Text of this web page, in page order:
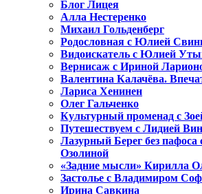
Блог Лицея
Алла Нестеренко
Михаил Гольденберг
Родословная с Юлией
Видоискатель с Юлией
Вернисаж с Ириной
Валентина Калачёва.
Лариса Хенинен
Олег Гальченко
Культурный променад с
Путешествуем с Лидией
Лазурный Берег без пафоса
Озолиной
«Задние мысли» Кирилла
Застолье с Владимиром
Ирина Савкина